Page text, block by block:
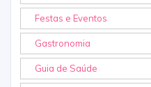
Festas e Eventos
Gastronomia
Guia de Saúde